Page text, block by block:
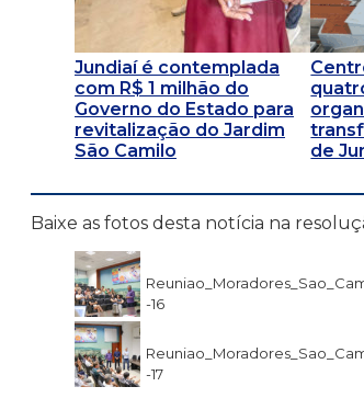
Jundiaí é contemplada
com R$ 1 milhão do
Governo do Estado para
revitalização do Jardim
São Camilo
de
Baixe as fotos desta notícia na
-16
-17